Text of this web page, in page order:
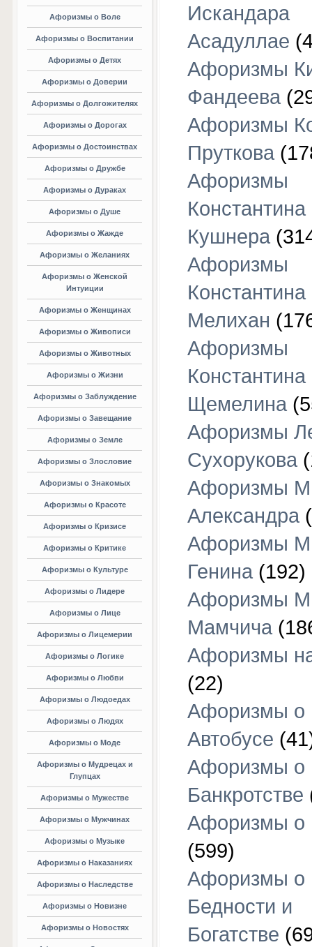
Афоризмы о Воле
Афоризмы о Воспитании
Афоризмы о Детях
Афоризмы о Доверии
Афоризмы о Долгожителях
Афоризмы о Дорогах
Афоризмы о Достоинствах
Афоризмы о Дружбе
Афоризмы о Дураках
Афоризмы о Душе
Афоризмы о Жажде
Афоризмы о Желаниях
Афоризмы о Женской
Интуиции
Афоризмы о Женщинах
Афоризмы о Живописи
Афоризмы о Животных
Афоризмы о Жизни
Афоризмы о Заблуждение
Афоризмы о Завещание
Афоризмы о Земле
Афоризмы о Злословие
Афоризмы о Знакомых
Афоризмы о Красоте
Афоризмы о Кризисе
Афоризмы о Критике
Афоризмы о Культуре
Афоризмы о Лидере
Афоризмы о Лице
Афоризмы о Лицемерии
Афоризмы о Логике
Афоризмы о Любви
Афоризмы о Людоедах
Афоризмы о Людях
Афоризмы о Моде
Афоризмы о Мудрецах и
Глупцах
Афоризмы о Мужестве
Афоризмы о Мужчинах
Афоризмы о Музыке
Афоризмы о Наказаниях
Афоризмы о Наследстве
Афоризмы о Новизне
Афоризмы о Новостях
Искандара
Асадуллае
Афоризмы
Фандеева
Афоризмы
Пруткова
Афоризмы
Константина
Кушнера
Афоризмы
Константина
Мелихан
Афоризмы
Константина
Щемелина
Афоризмы
Сухорукова
Афоризмы
Александра
Афоризмы
Генина (192)
Афоризмы
Мамчича
Афоризмы
(22)
Афоризмы о
Автобусе
Афоризмы о
Банкротстве
Афоризмы о
(599)
Афоризмы о
Бедности и
Богатстве